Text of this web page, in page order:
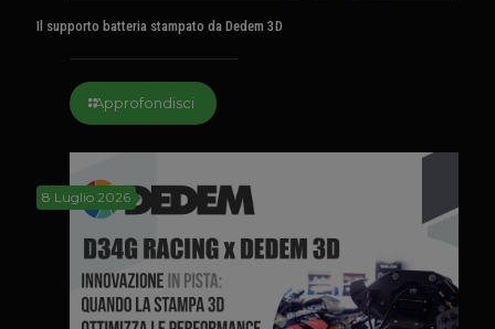
Il supporto batteria stampato da Dedem 3D
Approfondisci
8 Luglio 2026